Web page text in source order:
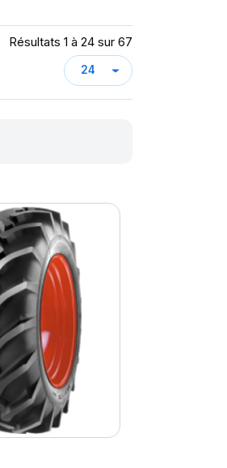
Résultats 1 à 24 sur 67